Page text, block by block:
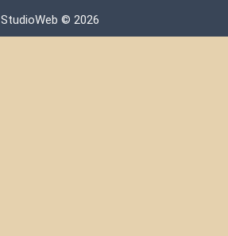
StudioWeb © 2026